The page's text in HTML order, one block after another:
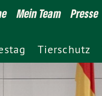
Mein Team Presse
Tierschutz